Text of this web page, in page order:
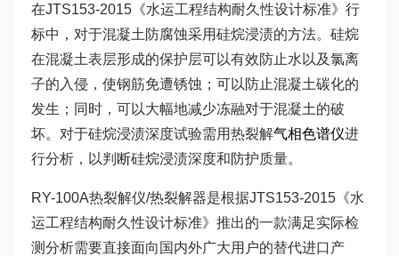
在JTS153-2015《水运工程结构耐久性设计标准》行
标中，对于混凝土防腐蚀采用硅烷浸渍的方法。硅烷
在混凝土表层形成的保护层可以有效防止水以及氯离
子的入侵，使钢筋免遭锈蚀；可以防止混凝土碳化的
发生；同时，可以大幅地减少冻融对于混凝土的破
坏。对于硅烷浸渍深度试验需用热裂解气相色谱仪进
行分析，以判断硅烷浸渍深度和防护质量。
RY-100A热裂解仪/热裂解器是根据JTS153-2015《水
运工程结构耐久性设计标准》推出的一款满足实际检
测分析需要直接面向国内外广大用户的替代进口产